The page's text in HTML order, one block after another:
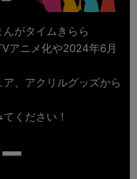
んがタイムきらら
アニメ化や2024年6月
、アクリルグッズから
ください！